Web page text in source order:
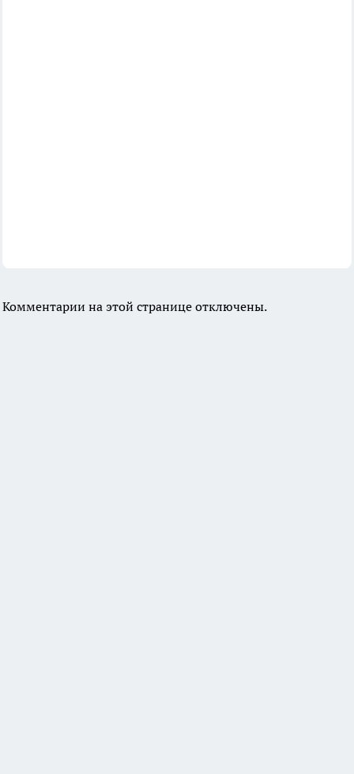
Комментарии на этой странице отключены.